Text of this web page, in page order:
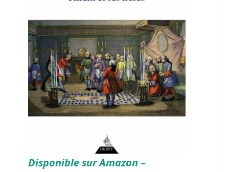
Disponible sur Amazon –